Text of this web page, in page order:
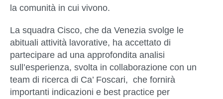
la comunità in cui vivono.
La squadra Cisco, che da Venezia svolge le
abituali attività lavorative, ha accettato di
partecipare ad una approfondita analisi
sull’esperienza, svolta in collaborazione con un
team di ricerca di Ca’ Foscari, che fornirà
importanti indicazioni e best practice per